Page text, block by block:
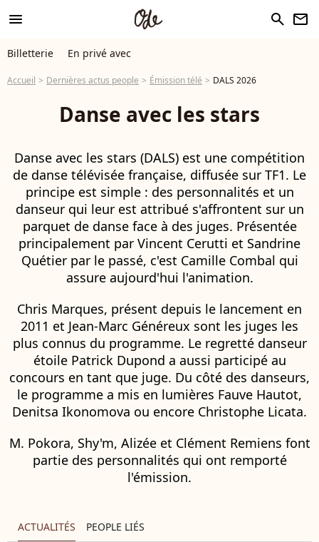
menu search newsletter
Billetterie En privé avec
Accueil Dernières actus people Émission télé DALS 2026
Danse avec les stars
Danse avec les stars (DALS) est une compétition
de danse télévisée française, diffusée sur TF1. Le
principe est simple : des personnalités et un
danseur qui leur est attribué s'affrontent sur un
parquet de danse face à des juges. Présentée
principalement par Vincent Cerutti et Sandrine
Quétier par le passé, c'est Camille Combal qui
assure aujourd'hui l'animation.
Chris Marques, présent depuis le lancement en
2011 et Jean-Marc Généreux sont les juges les
plus connus du programme. Le regretté danseur
étoile Patrick Dupond a aussi participé au
concours en tant que juge. Du côté des danseurs,
le programme a mis en lumières Fauve Hautot,
Denitsa Ikonomova ou encore Christophe Licata.
M. Pokora, Shy'm, Alizée et Clément Remiens font
partie des personnalités qui ont remporté
l'émission.
ACTUALITÉS PEOPLE LIÉS